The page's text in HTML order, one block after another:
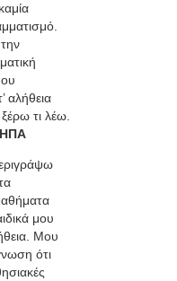
αλήθεια
τι λέω.
ΗΠΑ
μου
Μου
ότι